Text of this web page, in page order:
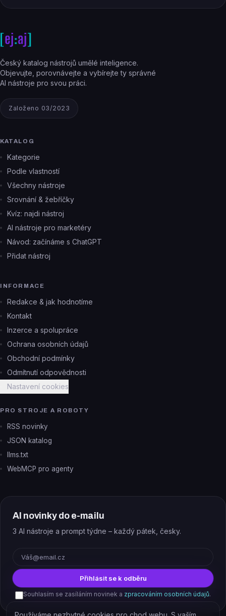
Český katalog nástrojů umělé inteligence.
Objevujte, porovnávejte a vybírejte ty správné
AI nástroje pro svou práci.
Založeno 03/2023
KATALOG
Kategorie
Podle vlastností
Všechny nástroje
Srovnání & žebříčky
Kvíz: najdi nástroj
AI nástroje pro marketéry
Návod: začínáme s ChatGPT
Přidat nástroj
INFORMACE
Redakce & jak hodnotíme
Kontakt
Inzerce a spolupráce
Ochrana osobních údajů
Obchodní podmínky
Odmítnutí odpovědnosti
Nastavení cookies
PRO STROJE A ROBOTY
RSS novinky
JSON katalog
llms.txt
WebMCP pro agenty
AI novinky do e-mailu
3 AI nástroje a prompt týdne – každý pátek, česky.
Přihlásit se k odběru
Souhlasím se zasíláním novinek a zpracováním osobních údajů.